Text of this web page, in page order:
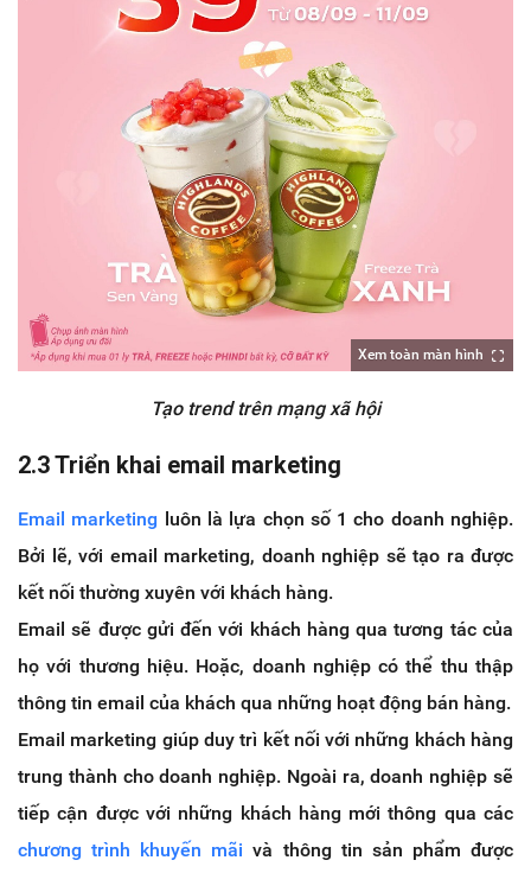
Xem toàn màn hình
Tạo trend trên mạng xã hội
2.3Triển khai email marketing
Email marketing luôn là lựa chọn số 1 cho doanh nghiệp.
Bởi lẽ, với email marketing, doanh nghiệp sẽ tạo ra được
kết nối thường xuyên với khách hàng.
Email sẽ được gửi đến với khách hàng qua tương tác của
họ với thương hiệu. Hoặc, doanh nghiệp có thể thu thập
thông tin email của khách qua những hoạt động bán hàng.
Email marketing giúp duy trì kết nối với những khách hàng
trung thành cho doanh nghiệp. Ngoài ra, doanh nghiệp sẽ
tiếp cận được với những khách hàng mới thông qua các
chương trình khuyến mãi và thông tin sản phẩm được